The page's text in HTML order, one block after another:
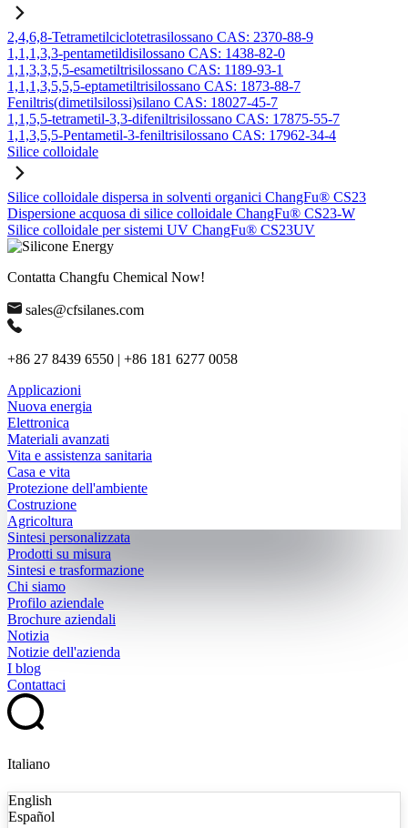
2,4,6,8-Tetrametilciclotetrasilossano CAS: 2370-88-9
1,1,1,3,3-pentametildisilossano CAS: 1438-82-0
1,1,3,3,5,5-esametiltrisilossano CAS: 1189-93-1
1,1,1,3,5,5,5-eptametiltrisilossano CAS: 1873-88-7
Feniltris(dimetilsilossi)silano CAS: 18027-45-7
1,1,5,5-tetrametil-3,3-difeniltrisilossano CAS: 17875-55-7
1,1,3,5,5-Pentametil-3-feniltrisilossano CAS: 17962-34-4
Silice colloidale
Silice colloidale dispersa in solventi organici ChangFu® CS23
Dispersione acquosa di silice colloidale ChangFu® CS23-W
Silice colloidale per sistemi UV ChangFu® CS23UV
Contatta Changfu Chemical Now!
sales@cfsilanes.com
+86 27 8439 6550 | +86 181 6277 0058
Applicazioni
Nuova energia
Elettronica
Materiali avanzati
Vita e assistenza sanitaria
Casa e vita
Protezione dell'ambiente
Costruzione
Agricoltura
Sintesi personalizzata
Prodotti su misura
Sintesi e trasformazione
Chi siamo
Profilo aziendale
Brochure aziendali
Notizia
Notizie dell'azienda
I blog
Contattaci
Italiano
English
Español